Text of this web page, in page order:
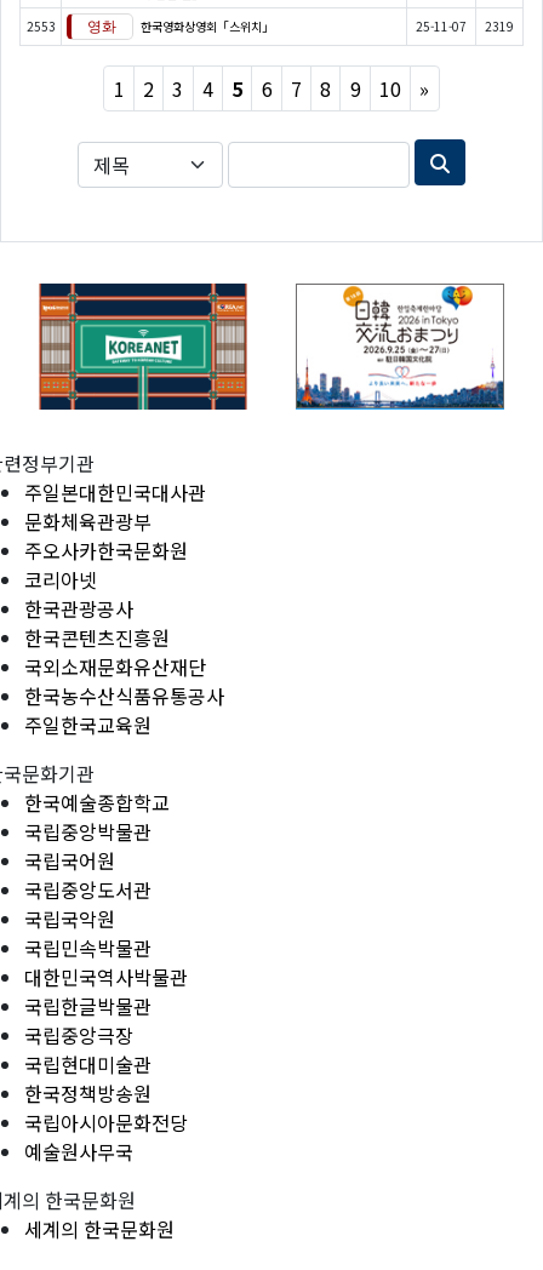
2553 한국영화상영회「스위치」 25-11-07 2319
1 2 3 4 5 6 7 8 9 10 »
정부기관
주일본대한민국대사관
문화체육관광부
주오사카한국문화원
코리아넷
한국관광공사
한국콘텐츠진흥원
국외소재문화유산재단
한국농수산식품유통공사
주일한국교육원
문화기관
한국예술종합학교
국립중앙박물관
국립국어원
국립중앙도서관
국립국악원
국립민속박물관
대한민국역사박물관
국립한글박물관
국립중앙극장
국립현대미술관
한국정책방송원
국립아시아문화전당
예술원사무국
의 한국문화원
세계의 한국문화원